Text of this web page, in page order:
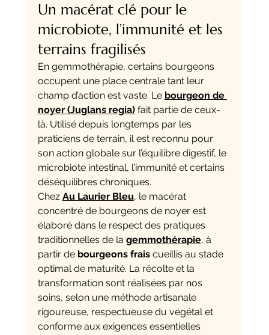
Un macérat clé pour le
microbiote, l’immunité et les
terrains fragilisés
En gemmothérapie, certains bourgeons
occupent une place centrale tant leur
champ d’action est vaste. Le bourgeon de
noyer (Juglans regia) fait partie de ceux-
là. Utilisé depuis longtemps par les
praticiens de terrain, il est reconnu pour
son action globale sur l’équilibre digestif, le
microbiote intestinal, l’immunité et certains
déséquilibres chroniques.
Chez Au Laurier Bleu, le macérat
concentré de bourgeons de noyer est
élaboré dans le respect des pratiques
traditionnelles de la gemmothérapie, à
partir de bourgeons frais cueillis au stade
optimal de maturité. La récolte et la
transformation sont réalisées par nos
soins, selon une méthode artisanale
rigoureuse, respectueuse du végétal et
conforme aux exigences essentielles